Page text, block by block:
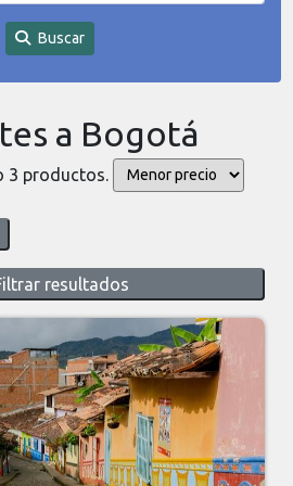
Buscar
a Bogotá
3 productos.
resultados